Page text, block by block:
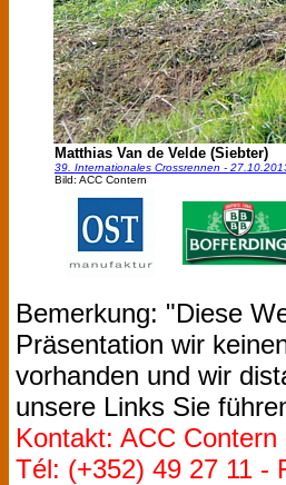
Matthias Van de Velde (Siebter)
39. Internationales Crossrennen -
Bild: ACC Contern
Bemerkung: "Diese
Präsentation wir
vorhanden und wir
unsere Links Sie
Kontakt: ACC
Tél: (+352) 49 27 11